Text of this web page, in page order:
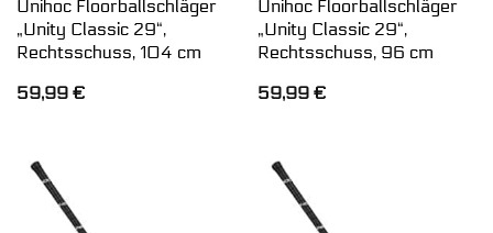
Unihoc Floorballschläger
„Unity Classic 29“,
Rechtsschuss, 104 cm
59,99 €
Unihoc Floorballschläger
„Unity Classic 29“,
Rechtsschuss, 96 cm
59,99 €